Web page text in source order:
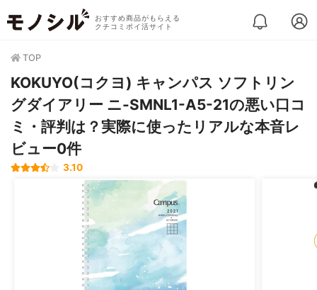
おすすめ商品がもらえる
クチコミポイ活サイト
TOP
KOKUYO(コクヨ) キャンパス ソフトリン
グダイアリー ニ-SMNL1-A5-21の悪い口コ
ミ・評判は？実際に使ったリアルな本音レ
ビュー0件
3.10